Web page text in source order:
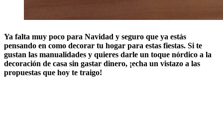
Ya falta muy poco para Navidad y seguro que ya estás
pensando en como decorar tu hogar para estas fiestas. Si te
gustan las manualidades y quieres darle un toque nórdico a la
decoración de casa sin gastar dinero, ¡echa un vistazo a las
propuestas que hoy te traigo!